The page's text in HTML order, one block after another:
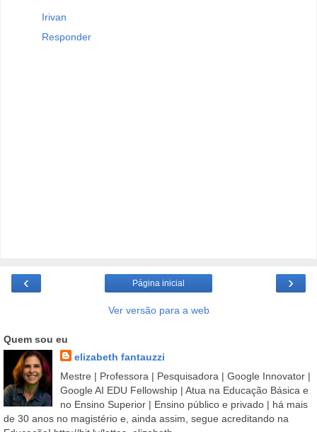
Irivan
Responder
‹ ›
Página inicial
Ver versão para a web
Quem sou eu
elizabeth fantauzzi
Mestre | Professora | Pesquisadora | Google Innovator |
Google AI EDU Fellowship | Atua na Educação Básica e
no Ensino Superior | Ensino público e privado | há mais
de 30 anos no magistério e, ainda assim, segue acreditando na